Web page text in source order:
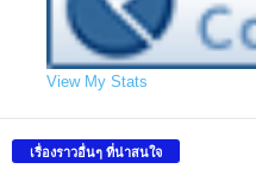
View My Stats
เรื่องราวอื่นๆ ที่น่าสนใจ